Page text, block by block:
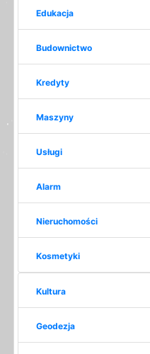
Edukacja
Budownictwo
Kredyty
Maszyny
Usługi
Alarm
Nieruchomości
Kosmetyki
Kultura
Geodezja